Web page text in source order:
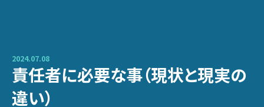
2024.07.08
責任者に必要な事（現状と現実の
違い）